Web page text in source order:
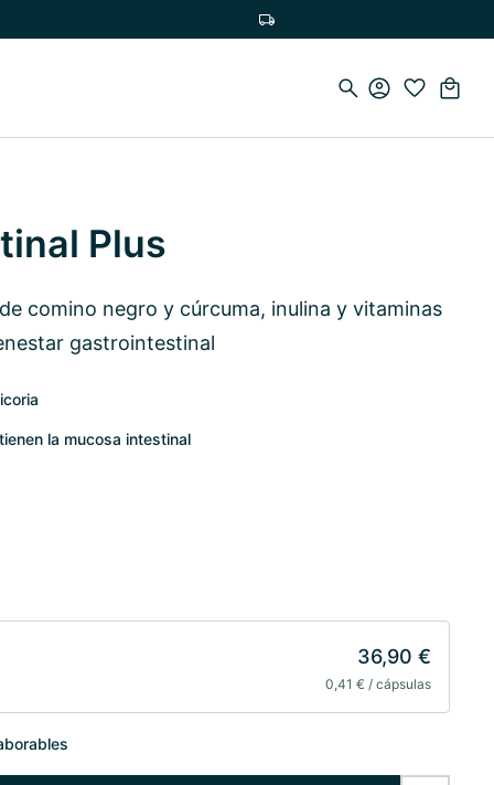
Plus
comino negro y cúrcuma, inulina y vitaminas
gastrointestinal
la mucosa intestinal
36,90 €
0,41 € / cápsulas